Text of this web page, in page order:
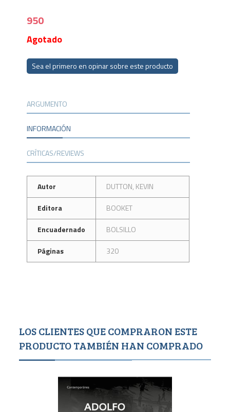
950
Agotado
Sea el primero en opinar sobre este producto
ARGUMENTO
INFORMACIÓN
CRÍTICAS/REVIEWS
Autor
DUTTON, KEVIN
Editora
BOOKET
Encuadernado
BOLSILLO
Páginas
320
LOS CLIENTES QUE COMPRARON ESTE
PRODUCTO TAMBIÉN HAN COMPRADO